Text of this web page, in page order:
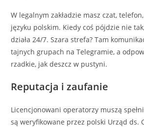
W legalnym zakładzie masz czat,
języku polskim. Kiedy coś pójdzie nie
działa 24/7. Szara strefa? Tam
tajnych grupach na Telegramie, a
rzadkie, jak deszcz w pustyni.
Reputacja i zaufanie
Licencjonowani operatorzy muszą
są weryfikowane przez polski Urząd ds.